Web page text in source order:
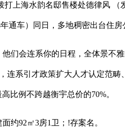
上海水韵名邸售楼处德律风 （
通车）同日，多地稠密出台住房
们会连系你的日程，全体景不
连系引才政策扩大人才认定范畴
比例不跨越衡宇总价的70%。
约92㎡3房1卫；!存案名。